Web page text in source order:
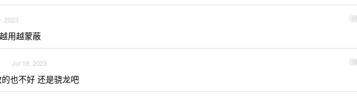
17
2023
用越蒙蔽
18
Jul 19, 2023
也不好 还是骁龙吧